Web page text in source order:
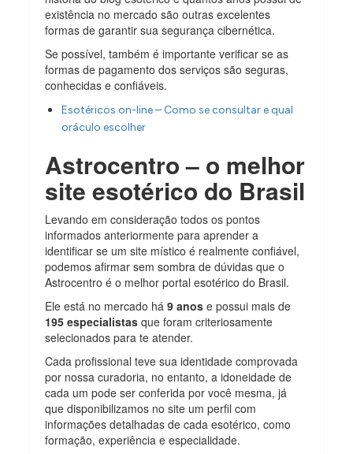
existência no mercado são outras excelentes
formas de garantir sua segurança cibernética.
Se possível, também é importante verificar se as
formas de pagamento dos serviços são seguras,
conhecidas e confiáveis.
Esotéricos on-line – Como se consultar e qual
oráculo escolher
Astrocentro – o melhor
site esotérico do Brasil
Levando em consideração todos os pontos
informados anteriormente para aprender a
identificar se um site místico é realmente confiável,
podemos afirmar sem sombra de dúvidas que o
Astrocentro é o melhor portal esotérico do Brasil.
Ele está no mercado há9 anos e possui mais de
195 especialistas que foram criteriosamente
selecionados para te atender.
Cada profissional teve sua identidade comprovada
por nossa curadoria, no entanto, a idoneidade de
cada um pode ser conferida por você mesma, já
que disponibilizamos no site um perfil com
informações detalhadas de cada esotérico, como
formação, experiência e especialidade.